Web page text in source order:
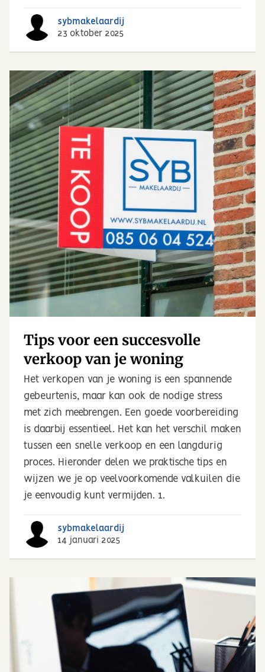
sybmakelaardij
23 oktober 2025
Tips voor een succesvolle
verkoop van je woning
Het verkopen van je woning is een spannende
gebeurtenis, maar kan ook de nodige stress
met zich meebrengen. Een goede voorbereiding
is daarbij essentieel. Het kan het verschil maken
tussen een snelle verkoop en een langdurig
proces. Hieronder delen we praktische tips en
wijzen we je op veelvoorkomende valkuilen die
je eenvoudig kunt vermijden. 1.
sybmakelaardij
14 januari 2025